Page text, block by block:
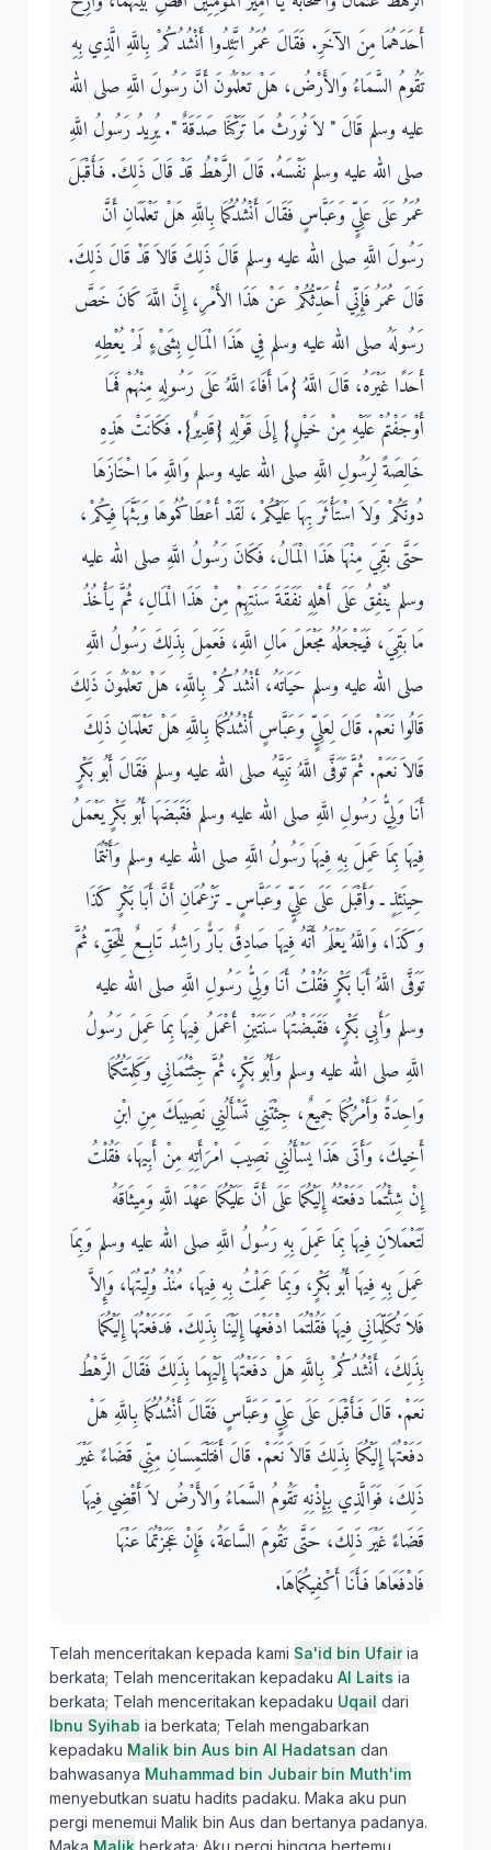
أَحَدَهُمَا مِنَ الآخَرِ‏.‏ فَقَالَ عُمَرُ اتَّئِدُوا أَنْشُدُكُمْ بِاللَّهِ الَّذِي بِهِ
تَقُومُ السَّمَاءُ وَالأَرْضُ، هَلْ تَعْلَمُونَ أَنَّ رَسُولَ اللَّهِ صلى الله
عليه وسلم قَالَ ‏"‏ لاَ نُورَثُ مَا تَرَكْنَا صَدَقَةٌ ‏"‏‏.‏ يُرِيدُ رَسُولُ اللَّهِ
صلى الله عليه وسلم نَفْسَهُ‏.‏ قَالَ الرَّهْطُ قَدْ قَالَ ذَلِكَ‏.‏ فَأَقْبَلَ
عُمَرُ عَلَى عَلِيٍّ وَعَبَّاسٍ فَقَالَ أَنْشُدُكُمَا بِاللَّهِ هَلْ تَعْلَمَانِ أَنَّ
رَسُولَ اللَّهِ صلى الله عليه وسلم قَالَ ذَلِكَ قَالاَ قَدْ قَالَ ذَلِكَ‏.‏
قَالَ عُمَرُ فَإِنِّي أُحَدِّثُكُمْ عَنْ هَذَا الأَمْرِ، إِنَّ اللَّهَ كَانَ خَصَّ
رَسُولَهُ صلى الله عليه وسلم فِي هَذَا الْمَالِ بِشَىْءٍ لَمْ يُعْطِهِ
أَحَدًا غَيْرَهُ، قَالَ اللَّهُ ‏{‏مَا أَفَاءَ اللَّهُ عَلَى رَسُولِهِ مِنْهُمْ فَمَا
أَوْجَفْتُمْ عَلَيْهِ مِنْ خَيْلٍ‏}‏ إِلَى قَوْلِهِ ‏{‏قَدِيرٌ‏}‏‏.‏ فَكَانَتْ هَذِهِ
خَالِصَةً لِرَسُولِ اللَّهِ صلى الله عليه وسلم وَاللَّهِ مَا احْتَازَهَا
دُونَكُمْ وَلاَ اسْتَأْثَرَ بِهَا عَلَيْكُمْ، لَقَدْ أَعْطَاكُمُوهَا وَبَثَّهَا فِيكُمْ،
حَتَّى بَقِيَ مِنْهَا هَذَا الْمَالُ، فَكَانَ رَسُولُ اللَّهِ صلى الله عليه
وسلم يُنْفِقُ عَلَى أَهْلِهِ نَفَقَةَ سَنَتِهِمْ مِنْ هَذَا الْمَالِ، ثُمَّ يَأْخُذُ
مَا بَقِيَ، فَيَجْعَلُهُ مَجْعَلَ مَالِ اللَّهِ، فَعَمِلَ بِذَلِكَ رَسُولُ اللَّهِ
صلى الله عليه وسلم حَيَاتَهُ، أَنْشُدُكُمْ بِاللَّهِ، هَلْ تَعْلَمُونَ ذَلِكَ
قَالُوا نَعَمْ‏.‏ قَالَ لِعَلِيٍّ وَعَبَّاسٍ أَنْشُدُكُمَا بِاللَّهِ هَلْ تَعْلَمَانِ ذَلِكَ
قَالاَ نَعَمْ‏.‏ ثُمَّ تَوَفَّى اللَّهُ نَبِيَّهُ صلى الله عليه وسلم فَقَالَ أَبُو بَكْرٍ
أَنَا وَلِيُّ رَسُولِ اللَّهِ صلى الله عليه وسلم فَقَبَضَهَا أَبُو بَكْرٍ يَعْمَلُ
فِيهَا بِمَا عَمِلَ بِهِ فِيهَا رَسُولُ اللَّهِ صلى الله عليه وسلم وَأَنْتُمَا
حِينَئِذٍ ـ وَأَقْبَلَ عَلَى عَلِيٍّ وَعَبَّاسٍ ـ تَزْعُمَانِ أَنَّ أَبَا بَكْرٍ كَذَا
وَكَذَا، وَاللَّهُ يَعْلَمُ أَنَّهُ فِيهَا صَادِقٌ بَارٌّ رَاشِدٌ تَابِعٌ لِلْحَقِّ، ثُمَّ
تَوَفَّى اللَّهُ أَبَا بَكْرٍ فَقُلْتُ أَنَا وَلِيُّ رَسُولِ اللَّهِ صلى الله عليه
وسلم وَأَبِي بَكْرٍ، فَقَبَضْتُهَا سَنَتَيْنِ أَعْمَلُ فِيهَا بِمَا عَمِلَ رَسُولُ
اللَّهِ صلى الله عليه وسلم وَأَبُو بَكْرٍ، ثُمَّ جِئْتُمَانِي وَكَلِمَتُكُمَا
وَاحِدَةٌ وَأَمْرُكُمَا جَمِيعٌ، جِئْتَنِي تَسْأَلُنِي نَصِيبَكَ مِنِ ابْنِ
أَخِيكَ، وَأَتَى هَذَا يَسْأَلُنِي نَصِيبَ امْرَأَتِهِ مِنْ أَبِيهَا، فَقُلْتُ
إِنْ شِئْتُمَا دَفَعْتُهُ إِلَيْكُمَا عَلَى أَنَّ عَلَيْكُمَا عَهْدَ اللَّهِ وَمِيثَاقَهُ
لَتَعْمَلاَنِ فِيهَا بِمَا عَمِلَ بِهِ رَسُولُ اللَّهِ صلى الله عليه وسلم وَبِمَا
عَمِلَ بِهِ فِيهَا أَبُو بَكْرٍ، وَبِمَا عَمِلْتُ بِهِ فِيهَا، مُنْذُ وُلِّيتُهَا، وَإِلاَّ
فَلاَ تُكَلِّمَانِي فِيهَا فَقُلْتُمَا ادْفَعْهَا إِلَيْنَا بِذَلِكَ‏.‏ فَدَفَعْتُهَا إِلَيْكُمَا
بِذَلِكَ، أَنْشُدُكُمْ بِاللَّهِ هَلْ دَفَعْتُهَا إِلَيْهِمَا بِذَلِكَ فَقَالَ الرَّهْطُ
نَعَمْ‏.‏ قَالَ فَأَقْبَلَ عَلَى عَلِيٍّ وَعَبَّاسٍ فَقَالَ أَنْشُدُكُمَا بِاللَّهِ هَلْ
دَفَعْتُهَا إِلَيْكُمَا بِذَلِكَ قَالاَ نَعَمْ‏.‏ قَالَ أَفَتَلْتَمِسَانِ مِنِّي قَضَاءً غَيْرَ
ذَلِكَ، فَوَالَّذِي بِإِذْنِهِ تَقُومُ السَّمَاءُ وَالأَرْضُ لاَ أَقْضِي فِيهَا
قَضَاءً غَيْرَ ذَلِكَ، حَتَّى تَقُومَ السَّاعَةُ، فَإِنْ عَجَزْتُمَا عَنْهَا
فَادْفَعَاهَا فَأَنَا أَكْفِيكُمَاهَا‏.‏
Telah menceritakan kepada kami Sa'id bin Ufairia
berkata; Telah menceritakan kepadaku Al Laits ia
berkata; Telah menceritakan kepadaku Uqail dari
Ibnu Syihab ia berkata; Telah mengabarkan
kepadaku Malik bin Aus bin Al Hadatsan dan
bahwasanya Muhammad bin Jubair bin Muth'im
menyebutkan suatu hadits padaku. Maka aku pun
pergi menemui Malik bin Aus dan bertanya padanya.
Maka Malik berkata; Aku pergi hingga bertemu